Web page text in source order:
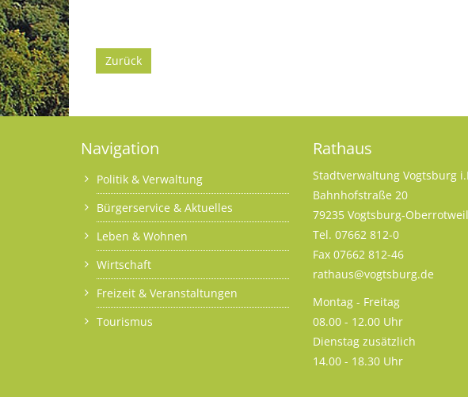
Zurück
Navigation
Politik & Verwaltung
Bürgerservice & Aktuelles
Leben & Wohnen
Wirtschaft
Freizeit & Veranstaltungen
Tourismus
Rathaus
Stadtverwaltung Vogtsburg
Bahnhofstraße 20
79235 Vogtsburg-Oberrotweil
Tel. 07662 812-0
Fax 07662 812-46
rathaus@vogtsburg.de
Montag - Freitag
08.00 - 12.00 Uhr
Dienstag zusätzlich
14.00 - 18.30 Uhr